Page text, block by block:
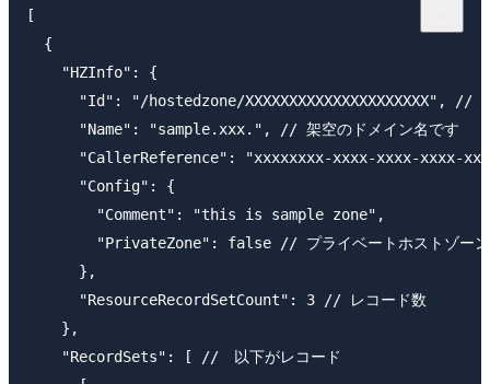
[
  {
    "HZInfo": {
"Id": "/hostedzone/XXXXXXXXXXXXXXXXXXXXX", //
      "Name": "sample.xxx.", // 架空のドメイン名です
"CallerReference": "xxxxxxxx-xxxx-xxxx-xxxx-
      "Config": {
        "Comment": "this is sample zone",
"PrivateZone": false // プライベートホストゾー
      },
      "ResourceRecordSetCount": 3 // レコード数
    },
    "RecordSets": [ //　以下がレコード